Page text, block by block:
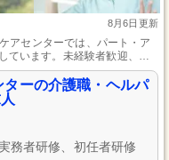
8月6日更新
アセンターでは、パート・ア
ています。未経験者歓迎、資
空いた時間を有効活用したい
て働ける環境を提供していま
ターの介護職・ヘルパ
務者研修、初任者研修